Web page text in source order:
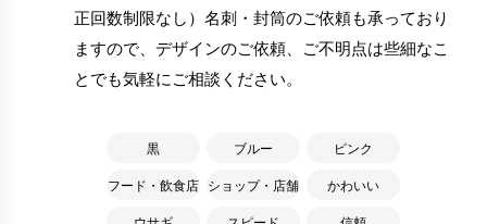
正回数制限なし）名刺・封筒のご依頼も承っており
ますので、デザインのご依頼、ご不明点は些細なこ
とでも気軽にご相談ください。
黒 ブルー ピンク
フード・飲食店 ショップ・店舗 かわいい